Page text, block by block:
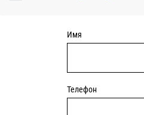
Имя
Телефон